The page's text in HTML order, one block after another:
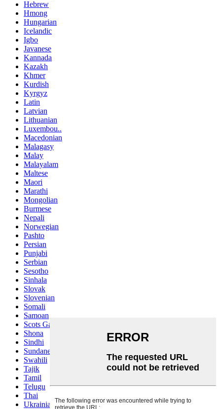
Hebrew
Hmong
Hungarian
Icelandic
Igbo
Javanese
Kannada
Kazakh
Khmer
Kurdish
Kyrgyz
Latin
Latvian
Lithuanian
Luxembou..
Macedonian
Malagasy
Malay
Malayalam
Maltese
Maori
Marathi
Mongolian
Burmese
Nepali
Norwegian
Pashto
Persian
Punjabi
Serbian
Sesotho
Sinhala
Slovak
Slovenian
Somali
Samoan
Scots Gaelic
Shona
Sindhi
Sundanese
Swahili
Tajik
Tamil
Telugu
Thai
Ukrainian